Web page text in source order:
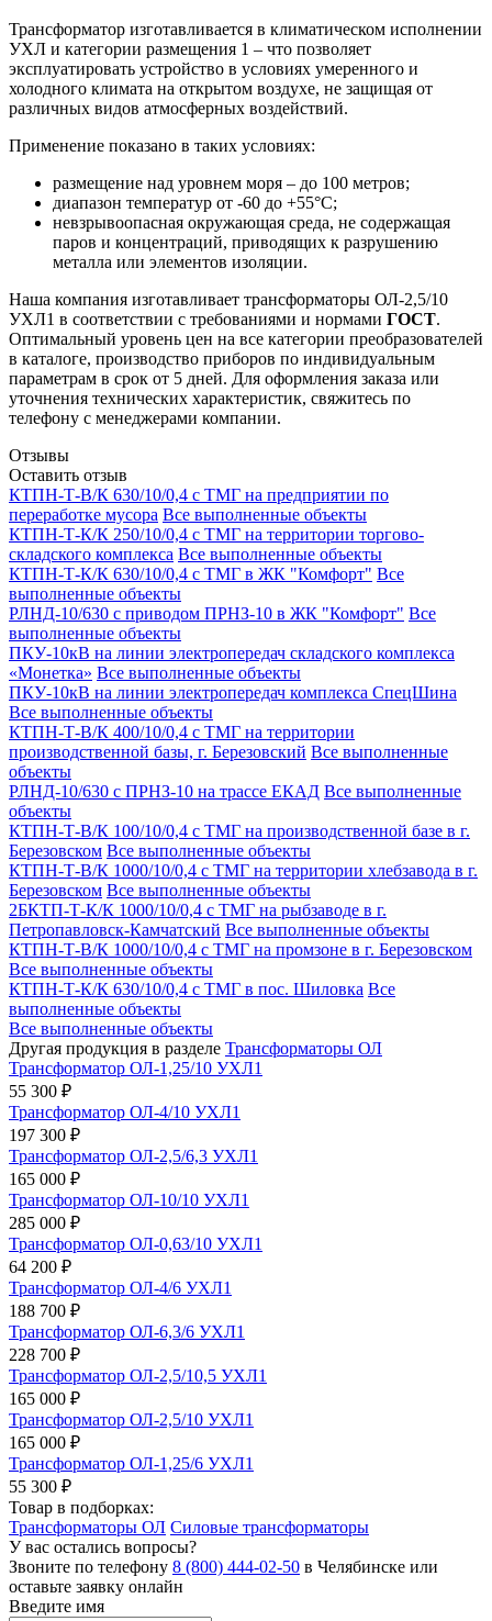
Трансформатор изготавливается в климатическом исполнении
УХЛ и категории размещения 1 – что позволяет
эксплуатировать устройство в условиях умеренного и
холодного климата на открытом воздухе, не защищая от
различных видов атмосферных воздействий.
Применение показано в таких условиях:
размещение над уровнем моря – до 100 метров;
диапазон температур от -60 до +55°С;
невзрывоопасная окружающая среда, не содержащая
паров и концентраций, приводящих к разрушению
металла или элементов изоляции.
Наша компания изготавливает трансформаторы ОЛ-2,5/10
УХЛ1 в соответствии с требованиями и нормами ГОСТ.
Оптимальный уровень цен на все категории преобразователей
в каталоге, производство приборов по индивидуальным
параметрам в срок от 5 дней. Для оформления заказа или
уточнения технических характеристик, свяжитесь по
телефону с менеджерами компании.
Отзывы
Оставить отзыв
КТПН-Т-В/К 630/10/0,4 с ТМГ на предприятии по
переработке мусора Все выполненные объекты
КТПН-Т-К/К 250/10/0,4 с ТМГ на территории торгово-
складского комплекса Все выполненные объекты
КТПН-Т-К/К 630/10/0,4 с ТМГ в ЖК "Комфорт" Все
выполненные объекты
РЛНД-10/630 с приводом ПРНЗ-10 в ЖК "Комфорт" Все
выполненные объекты
ПКУ-10кВ на линии электропередач складского комплекса
«Монетка» Все выполненные объекты
ПКУ-10кВ на линии электропередач комплекса СпецШина
Все выполненные объекты
КТПН-Т-В/К 400/10/0,4 с ТМГ на территории
производственной базы, г. Березовский Все выполненные
объекты
РЛНД-10/630 с ПРНЗ-10 на трассе ЕКАД Все выполненные
объекты
КТПН-Т-В/К 100/10/0,4 с ТМГ на производственной базе в г.
Березовском Все выполненные объекты
КТПН-Т-В/К 1000/10/0,4 с ТМГ на территории хлебзавода в г.
Березовском Все выполненные объекты
2БКТП-Т-К/К 1000/10/0,4 с ТМГ на рыбзаводе в г.
Петропавловск-Камчатский Все выполненные объекты
КТПН-Т-В/К 1000/10/0,4 с ТМГ на промзоне в г. Березовском
Все выполненные объекты
КТПН-Т-К/К 630/10/0,4 с ТМГ в пос. Шиловка Все
выполненные объекты
Все выполненные объекты
Другая продукция в разделе Трансформаторы ОЛ
Трансформатор ОЛ-1,25/10 УХЛ1
55 300 ₽
Трансформатор ОЛ-4/10 УХЛ1
197 300 ₽
Трансформатор ОЛ-2,5/6,3 УХЛ1
165 000 ₽
Трансформатор ОЛ-10/10 УХЛ1
285 000 ₽
Трансформатор ОЛ-0,63/10 УХЛ1
64 200 ₽
Трансформатор ОЛ-4/6 УХЛ1
188 700 ₽
Трансформатор ОЛ-6,3/6 УХЛ1
228 700 ₽
Трансформатор ОЛ-2,5/10,5 УХЛ1
165 000 ₽
Трансформатор ОЛ-2,5/10 УХЛ1
165 000 ₽
Трансформатор ОЛ-1,25/6 УХЛ1
55 300 ₽
Товар в подборках:
Трансформаторы ОЛ Силовые трансформаторы
У вас остались вопросы?
Звоните по телефону 8 (800) 444-02-50 в Челябинске или
оставьте заявку онлайн
Введите имя